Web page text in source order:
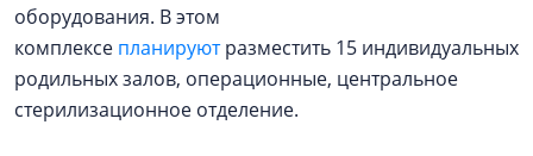
оборудования. В этом
комплексе планируютразместить 15 индивидуальных
родильных залов, операционные, центральное
стерилизационное отделение.